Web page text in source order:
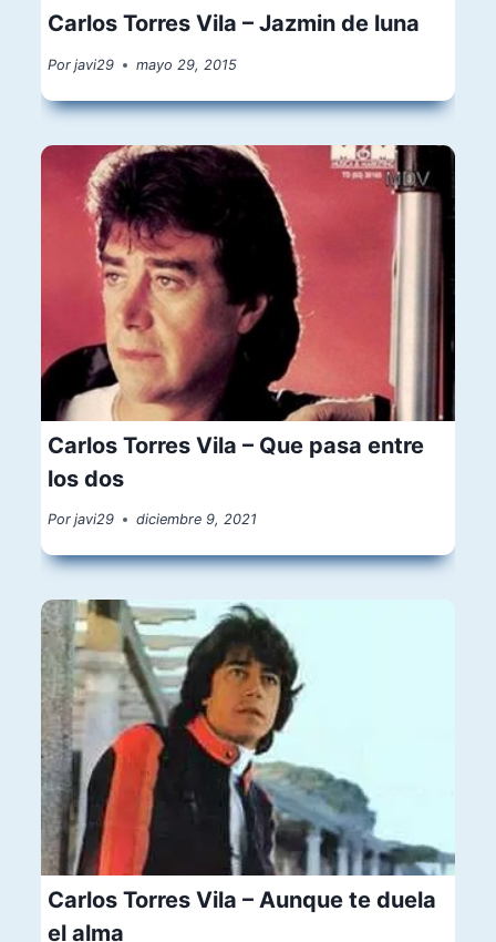
Carlos Torres Vila – Jazmin de luna
Por javi29 mayo 29, 2015
Carlos Torres Vila – Que pasa entre
los dos
Por javi29 diciembre 9, 2021
Carlos Torres Vila – Aunque te duela
el alma